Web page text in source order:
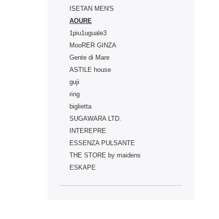
ISETAN MEN'S
AOURE
1piu1uguale3
MooRER GINZA
Gente di Mare
ASTILE house
guji
ring
biglietta
SUGAWARA LTD.
INTEREPRE
ESSENZA PULSANTE
THE STORE by maidens
ESKAPE